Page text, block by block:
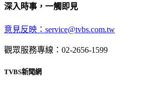
深入時事，一觸即見
意見反映：service@tvbs.com.tw
觀眾服務專線：02-2656-1599
TVBS新聞網